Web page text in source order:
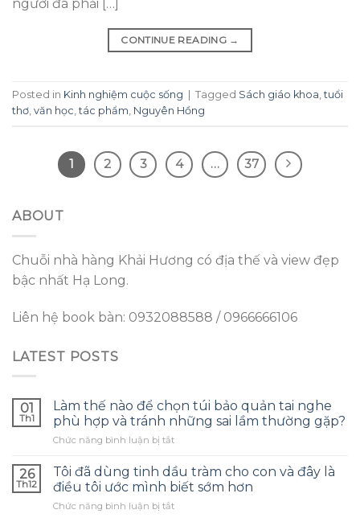
người đã phải […]
CONTINUE READING →
Posted in Kinh nghiệm cuộc sống Tagged Sách giáo khoa ,tuổi
thơ văn học ,tác phẩm Nguyên Hồng
1 2 3 4 … 37
ABOUT
Chuỗi nhà hàng Khải Hương có địa thế và view đẹp
bậc nhất Hạ Long.
Liên hệ book bàn: 0932088588 / 0966666106
LATEST POSTS
01
Th1
Làm thế nào để chọn túi bảo quản tai nghe
phù hợp và tránh những sai lầm thường gặp?
Chức năng bình luận bị tắtở
thế
nào
để
chọn
26
Th12
Tôi đã dùng tinh dầu tràm cho con và đây là
điều tôi ước mình biết sớm hơn
Chức năng bình luận bị tắtở